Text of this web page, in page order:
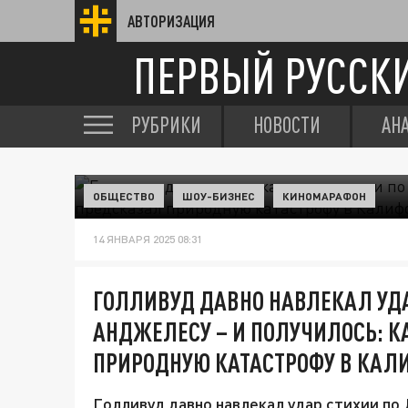
АВТОРИЗАЦИЯ
ПЕРВЫЙ
РУБРИКИ НОВОСТИ
ОБЩЕСТВО ШОУ-БИЗНЕС КИНОМАРАФОН
14 ЯНВАРЯ 2025 08:31
ГОЛЛИВУД ДАВНО НАВЛЕКАЛ
АНДЖЕЛЕСУ – И ПОЛУЧИЛОСЬ:
ПРИРОДНУЮ КАТАСТРОФУ В
Голливуд давно навлекал удар стихии